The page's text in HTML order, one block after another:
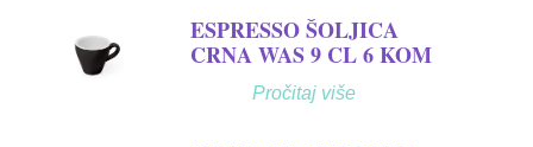
ESPRESSO ŠOLJICA
CRNA WAS 9 CL 6 KOM
Pročitaj više